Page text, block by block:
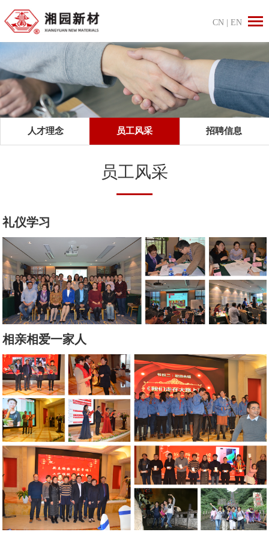
CN EN
人才理念 员工风采 招聘信息
员工风采
礼仪学习
相亲相爱一家人